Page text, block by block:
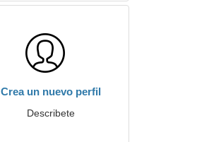
Crea un nuevo perfil
Describete